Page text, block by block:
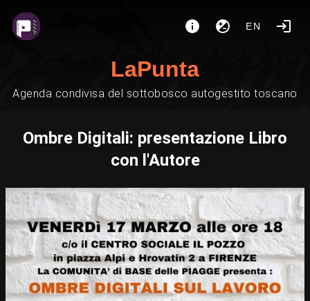
EN
LaPunta
Agenda condivisa del sottobosco autogestito toscano
Ombre Digitali: presentazione Libro
con l'Autore